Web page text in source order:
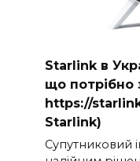
Starlink в
що потрібно
https://
Starlink)
Супутниковий